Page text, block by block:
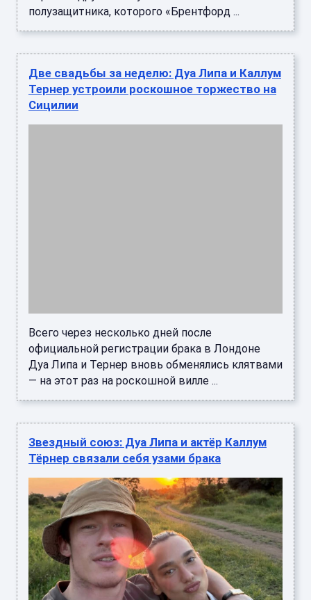
полузащитника, которого «Брентфорд ...
Две свадьбы за неделю: Дуа Липа и Каллум
Тернер устроили роскошное торжество на
Сицилии
Всего через несколько дней после
официальной регистрации брака в Лондоне
Дуа Липа и Тернер вновь обменялись клятвами
— на этот раз на роскошной вилле ...
Звездный союз: Дуа Липа и актёр Каллум
Тёрнер связали себя узами брака